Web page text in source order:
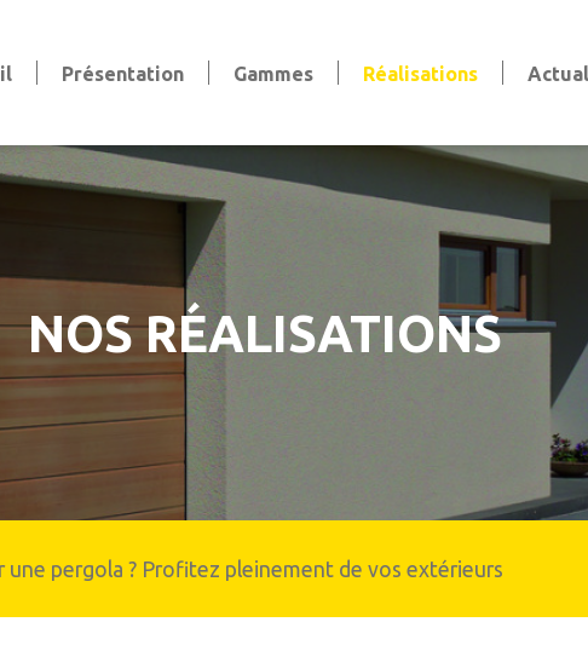
Présentation Gammes
Volets
Volets battants
Stores et pergola
Stores bannes & extérieurs
Stores intérieurs
Claustras et Brise-vue
Carport et abris de terrasse
Réalisations
NOS RÉALISATIONS
une pergola ? Profitez pleinement de vos extérieurs